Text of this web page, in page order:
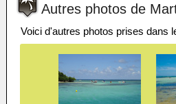
Autres photos de
Voici d'autres photos prises dans